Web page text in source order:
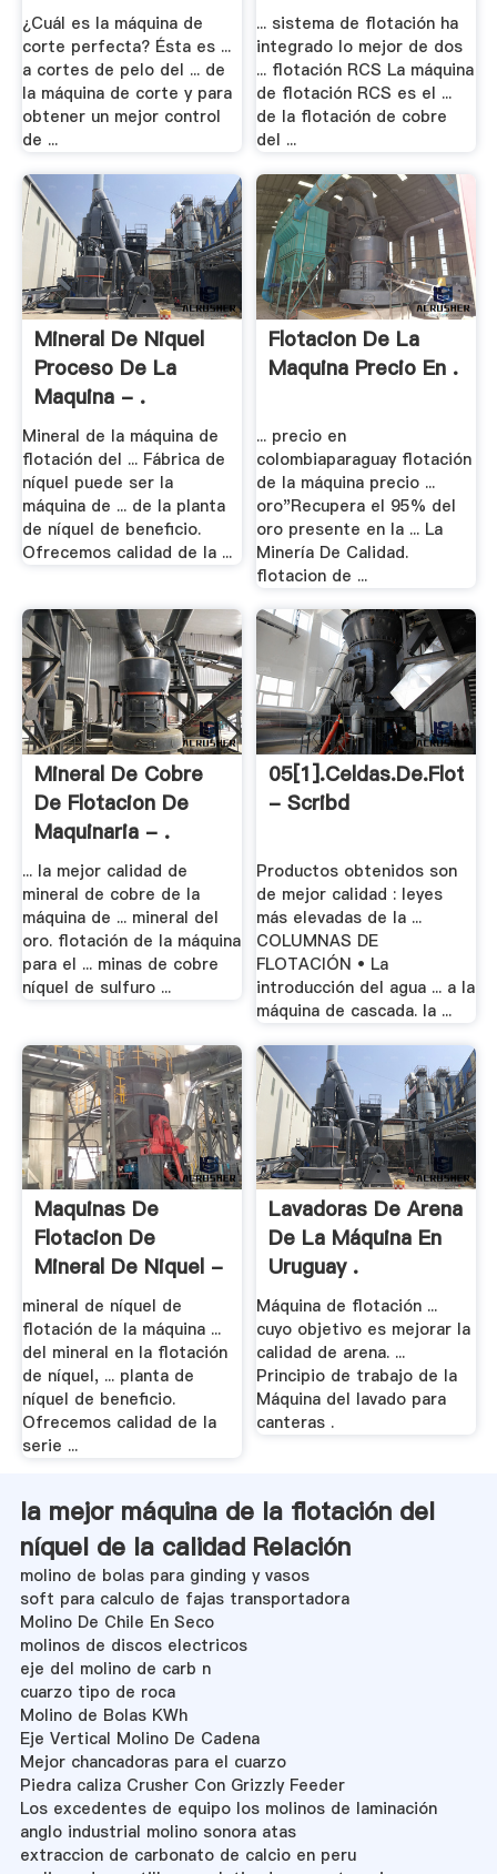
¿Cuál es la máquina de
corte perfecta? Ésta es ...
a cortes de pelo del ... de
la máquina de corte y para
obtener un mejor control
de ...
... sistema de flotación ha
integrado lo mejor de dos
... flotación RCS La máquina
de flotación RCS es el ...
de la flotación de cobre
del ...
Mineral De Niquel
Proceso De La
Maquina - .
Mineral de la máquina de
flotación del ... Fábrica de
níquel puede ser la
máquina de ... de la planta
de níquel de beneficio.
Ofrecemos calidad de la ...
Flotacion De La
Maquina Precio En .
... precio en
colombiaparaguay flotación
de la máquina precio ...
oro"Recupera el 95% del
oro presente en la ... La
Minería De Calidad.
flotacion de ...
Mineral De Cobre
De Flotacion De
Maquinaria - .
... la mejor calidad de
mineral de cobre de la
máquina de ... mineral del
oro. flotación de la máquina
para el ... minas de cobre
níquel de sulfuro ...
- Scribd
Productos obtenidos son
de mejor calidad : leyes
más elevadas de la ...
COLUMNAS DE
FLOTACIÓN • La
introducción del agua ... a la
máquina de cascada. la ...
Maquinas De
Flotacion De
Mineral De Niquel -
.
mineral de níquel de
flotación de la máquina ...
del mineral en la flotación
de níquel, ... planta de
níquel de beneficio.
Ofrecemos calidad de la
serie ...
Lavadoras De Arena
De La Máquina En
Uruguay .
Máquina de flotación ...
cuyo objetivo es mejorar la
calidad de arena. ...
Principio de trabajo de la
Máquina del lavado para
canteras .
la mejor máquina de la flotación del
níquel de la calidad Relación
molino de bolas para ginding y vasos
soft para calculo de fajas transportadora
Molino De Chile En Seco
molinos de discos electricos
eje del molino de carb n
cuarzo tipo de roca
Molino de Bolas KWh
Eje Vertical Molino De Cadena
Mejor chancadoras para el cuarzo
Piedra caliza Crusher Con Grizzly Feeder
Los excedentes de equipo los molinos de laminación
anglo industrial molino sonora atas
extraccion de carbonato de calcio en peru